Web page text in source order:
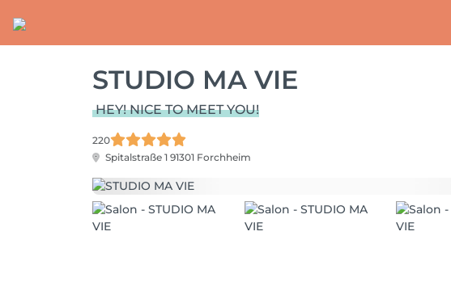
STUDIO MA VIE
HEY! NICE TO MEET YOU!
220
Spitalstraße 1 91301 Forchheim